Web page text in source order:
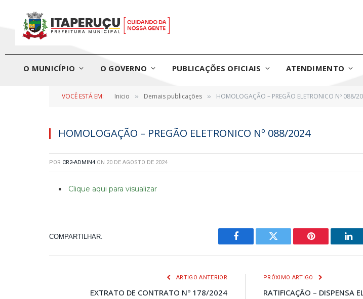
O MUNICÍPIO O GOVERNO PUBLICAÇÕES OFICIAIS ATENDIMENTO
VOCÊ ESTÁ EM: Inicio » Demais publicações » HOMOLOGAÇÃO – PREGÃO ELETRONICO Nº 088/
HOMOLOGAÇÃO – PREGÃO ELETRONICO Nº 088/2024
POR CR2-ADMIN4 ON 20 DE AGOSTO DE 2024
Clique aqui para visualizar
COMPARTILHAR.
Facebook Twitter Pinterest
ARTIGO ANTERIOR
EXTRATO DE CONTRATO Nº 178/2024
PRÓXIMO ARTIGO
RATIFICAÇÃO – DISPENSA